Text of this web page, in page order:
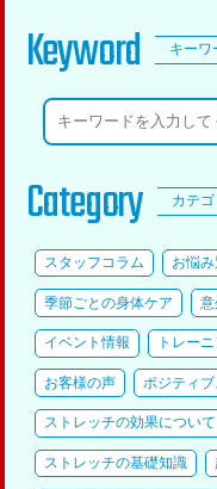
Keyword キーワ
Category カテ
スタッフコラム お悩
季節ごとの身体ケア
イベント情報 トレー
お客様の声 ポジティ
ストレッチの効果について
ストレッチの基礎知識